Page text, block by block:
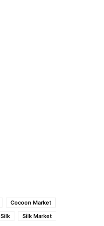
Cocoon Market
Silk Silk Market